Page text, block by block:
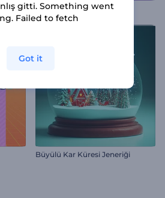
Cadılı Halloween Jeneriği
Büyülü Kar Küresi Jeneriği
gitti. Something went
Failed to fetch
Got it